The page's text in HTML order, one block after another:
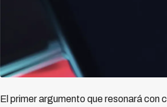
El primer argumento que resonará con